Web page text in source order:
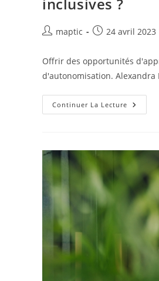
maptic 24 avril 2023
Offrir des opportunités
d'autonomisation. Alexandra
Continuer La Lecture